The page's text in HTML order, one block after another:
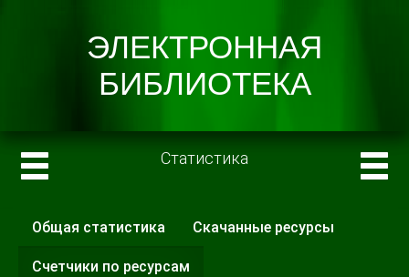
Статистика
Главные вкладки
Общая статистика Скачанные ресурсы
Счетчики по ресурсам